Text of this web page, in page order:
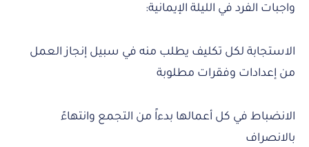
واجبات الفرد في الليلة الإيمانية:
الاستجابة لكل تكليف يطلب منه في سبيل إنجاز العمل
من إعدادات وفقرات مطلوبة
الانضباط في كل أعمالها بدءاً من التجمع وانتهاءً
بالانصراف